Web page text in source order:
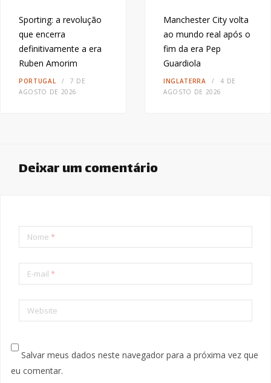
Sporting: a revolução
que encerra
definitivamente a era
Ruben Amorim
PORTUGAL
7 DE
AGOSTO DE 2026
Manchester City volta
ao mundo real após o
fim da era Pep
Guardiola
INGLATERRA
4 DE
AGOSTO DE 2026
Deixar um comentário
Nome *
E-mail *
Website
Salvar meus dados neste navegador para a próxima vez que
eu comentar.